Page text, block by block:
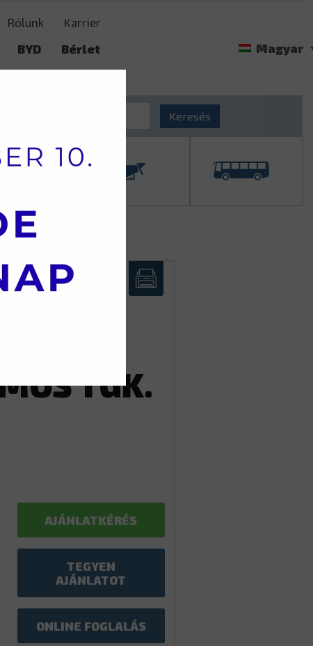
Rólunk
Karrier
BYD
Bérlet
Magyar
Keresés
TGK.
AJÁNLATKÉRÉS
TEGYEN
AJÁNLATOT
ONLINE FOGLALÁS